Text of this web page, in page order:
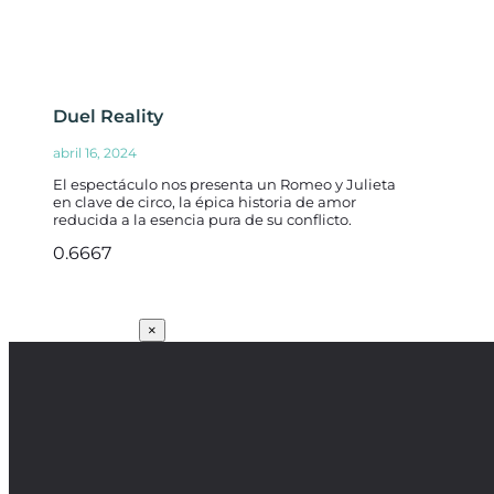
Duel Reality
abril 16, 2024
El espectáculo nos presenta un Romeo y Julieta
en clave de circo, la épica historia de amor
reducida a la esencia pura de su conflicto.
×